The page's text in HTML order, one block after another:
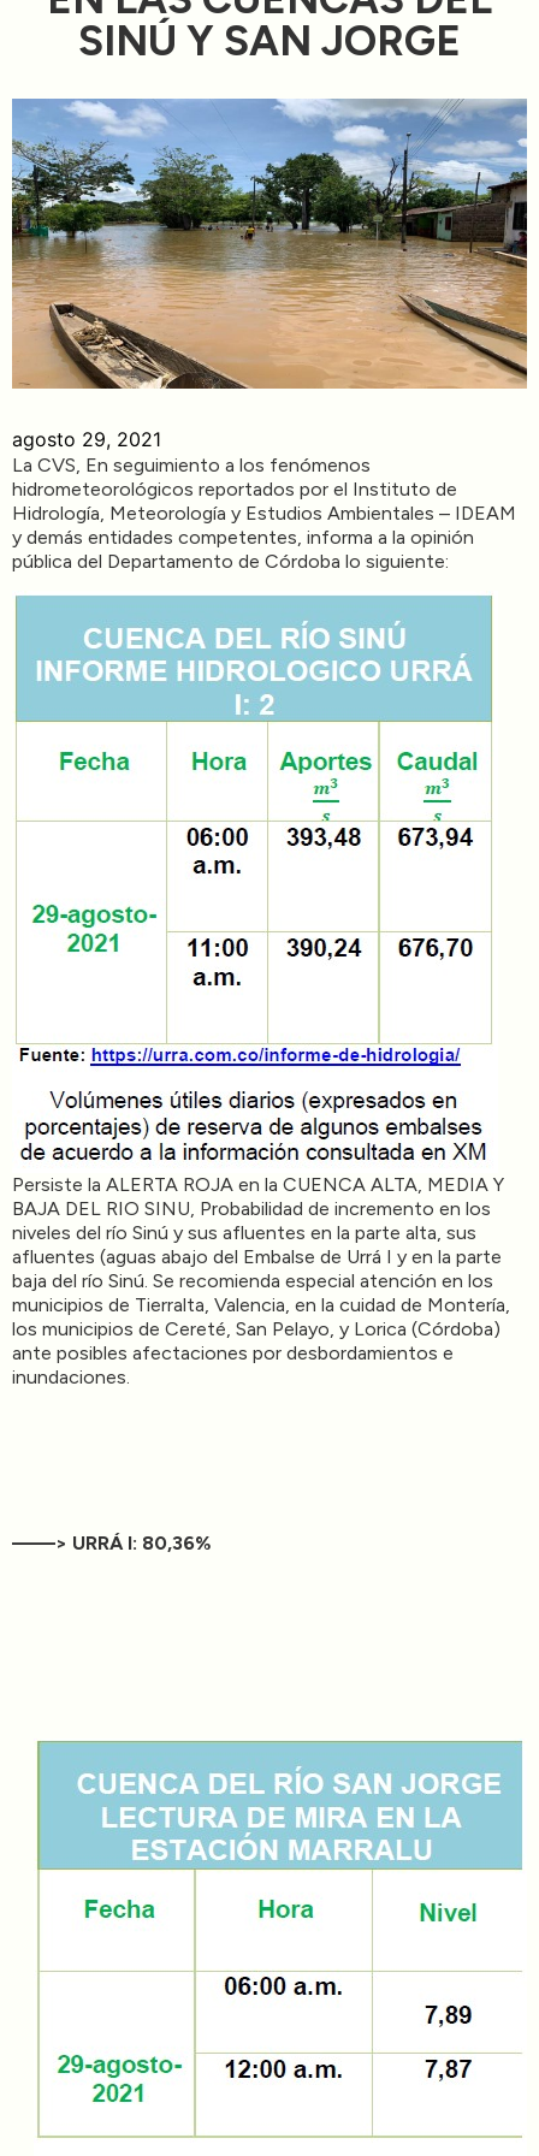
Directorios
Servcio al Ciudadano
Participa
Trámites y Servicios
Contáctenos
SINÚ Y SAN JORGE
agosto 29, 2021
La CVS, En seguimiento a los fenómenos
hidrometeorológicos reportados por el Instituto de
Hidrología, Meteorología y Estudios Ambientales – IDEAM
y demás entidades competentes, informa a la opinión
pública del Departamento de Córdoba lo siguiente:
Persiste la ALERTA ROJA en la CUENCA ALTA, MEDIA Y
BAJA DEL RIO SINU, Probabilidad de incremento en los
niveles del río Sinú y sus afluentes en la parte alta, sus
afluentes (aguas abajo del Embalse de Urrá I y en la parte
baja del río Sinú. Se recomienda especial atención en los
municipios de Tierralta, Valencia, en la cuidad de Montería,
los municipios de Cereté, San Pelayo, y Lorica (Córdoba)
ante posibles afectaciones por desbordamientos e
inundaciones.
——> URRÁ I: 80,36%